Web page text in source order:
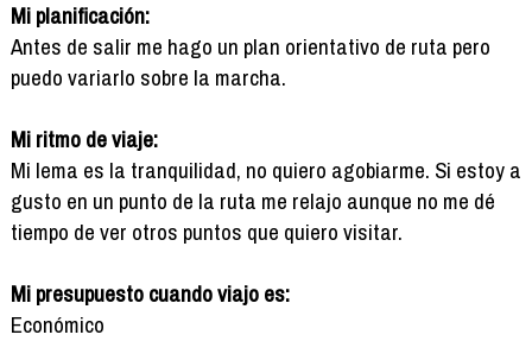
Mi planificación:
Antes de salir me hago un plan orientativo de ruta pero
puedo variarlo sobre la marcha.
Mi ritmo de viaje:
Mi lema es la tranquilidad, no quiero agobiarme. Si estoy a
gusto en un punto de la ruta me relajo aunque no me dé
tiempo de ver otros puntos que quiero visitar.
Mi presupuesto cuando viajo es:
Económico